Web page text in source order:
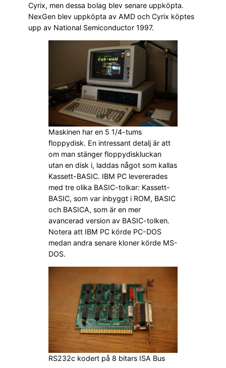
Cyrix, men dessa bolag blev senare uppköpta.
NexGen blev uppköpta av AMD och Cyrix köptes
upp av National Semiconductor 1997.
Maskinen har en 5 1/4-tums
floppydisk. En intressant detalj är att
om man stänger floppydiskluckan
utan en disk i, laddas något som kallas
Kassett-BASIC. IBM PC levererades
med tre olika BASIC-tolkar: Kassett-
BASIC, som var inbyggt i ROM, BASIC
och BASICA, som är en mer
avancerad version av BASIC-tolken.
Notera att IBM PC körde PC-DOS
medan andra senare kloner körde MS-
DOS.
RS232c kodert på 8 bitars ISA Bus